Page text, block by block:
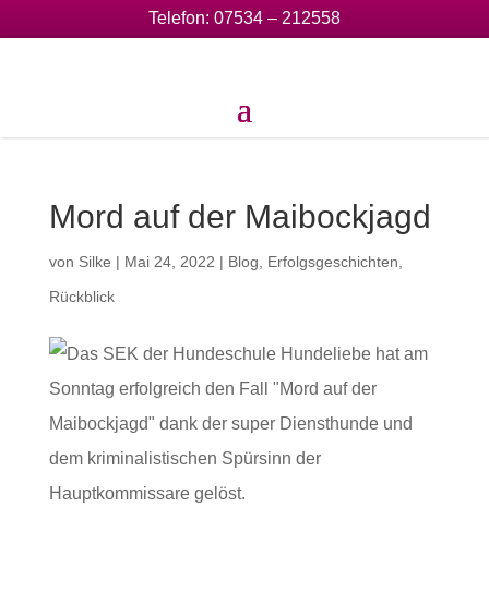
Telefon: 07534 – 212558
Mord auf der Maibockjagd
von Silke | Mai 24, 2022 | Blog Erfolgsgeschichten
Rückblick